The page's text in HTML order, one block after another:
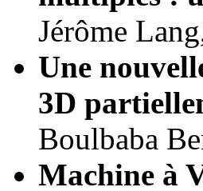
Jérôme
Une
3D
Boulbaba
Machine à